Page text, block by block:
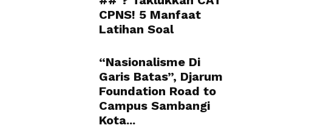
CPNS! 5 Manfaat
Latihan Soal
“Nasionalisme Di
Garis Batas”, Djarum
Foundation Road to
Campus Sambangi
Kota...